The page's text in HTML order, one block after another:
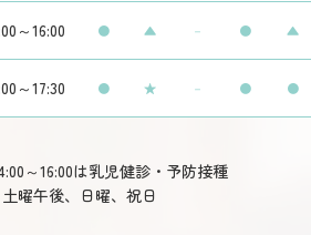
～16:00は乳児健診・予防接種
曜午後、日曜、祝日
～16:00 ● ▲ － ● ▲
～17:30 ● ★ － ● ●